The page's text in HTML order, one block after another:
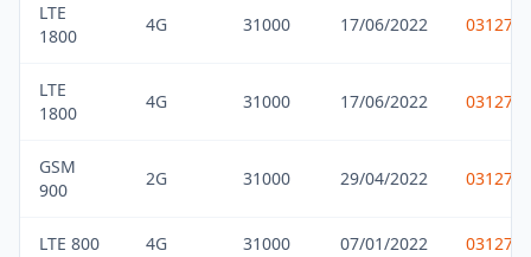
LTE
1800
4G 31000 17/06/2022
LTE
1800
4G 31000 17/06/2022
GSM
900
2G 31000 29/04/2022
LTE 800 4G 31000 07/01/2022